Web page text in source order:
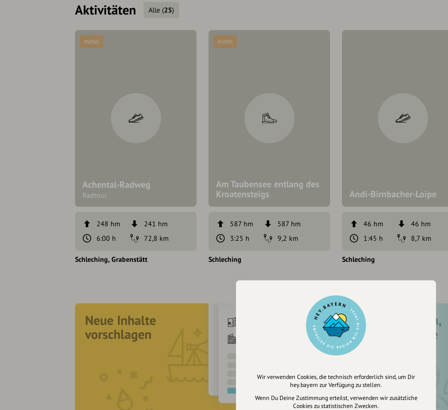
Aktivitäten Alle (25)
Achental-Radweg
Radtour
mittel
248 hm
241 hm
6:00 h
72,8 km
Schleching Grabenstätt
Am Taubensee entlang des
Kroatensteigs
mittel
587 hm
587 hm
3:25 h
9,2 km
Schleching
Andi-Birnbacher-Loipe
46 hm
46 hm
1:45 h
8,7 km
Schleching
Neue Inhalte
vorschlagen
Registriere dich,
um dir Einträge
zu merken
Wir verwenden Cookies, die technisch erforderlich sind, um Dir
hey.bayern zur Verfügung zu stellen.
Wenn Du Deine Zustimmung erteilst, verwenden wir zusätzliche
Cookies zu statistischen Zwecken.